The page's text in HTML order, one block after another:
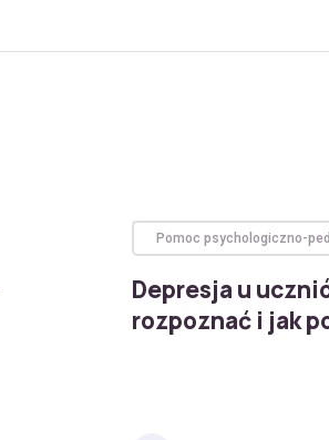
Pomoc psychologiczno-
Depresja u
rozpoznać i jak